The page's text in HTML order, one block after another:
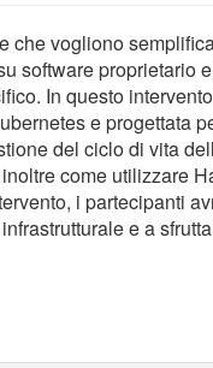
che vogliono
software proprietario
In questo intervento
e progettata
del ciclo di vita
come utilizzare
i partecipanti
e a